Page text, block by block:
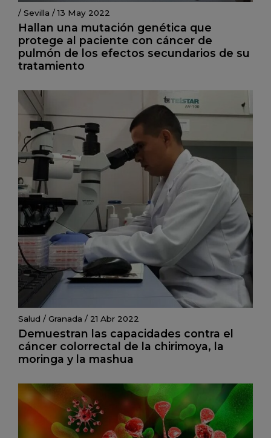
/ Sevilla /13 May 2022
Hallan una mutación genética que
protege al paciente con cáncer de
pulmón de los efectos secundarios de su
tratamiento
Salud / Granada / 21 Abr 2022
Demuestran las capacidades contra el
cáncer colorrectal de la chirimoya, la
moringa y la mashua